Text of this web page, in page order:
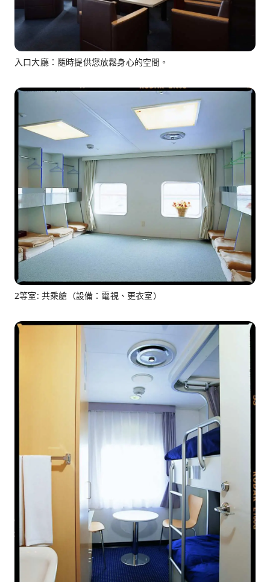
入口大廳：隨時提供您放鬆身心的空間。
2等室: 共乘艙（設備：電視、更衣室）